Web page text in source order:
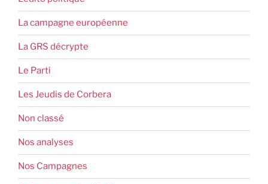
La campagne européenne
La GRS décrypte
Le Parti
Les Jeudis de Corbera
Non classé
Nos analyses
Nos Campagnes